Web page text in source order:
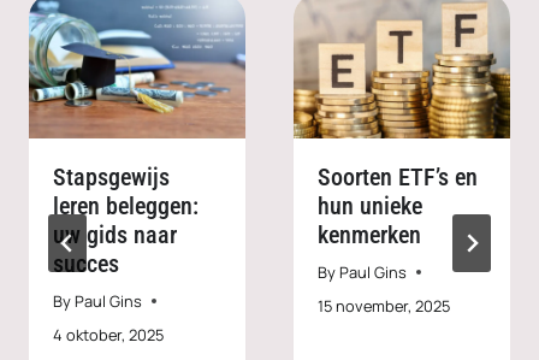
Stapsgewijs
leren beleggen:
uw gids naar
succes
ByPaul Gins
4 oktober, 2025
Soorten ETF’s en
hun unieke
kenmerken
ByPaul Gins
15 november, 2025